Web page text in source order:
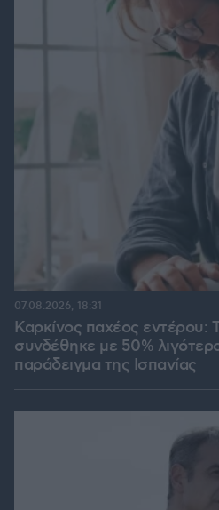
Καρκίνος παχέος εντέρου:
συνδέθηκε με 50%
παράδειγμα της Ισπανίας
07.08.2026, 18:31